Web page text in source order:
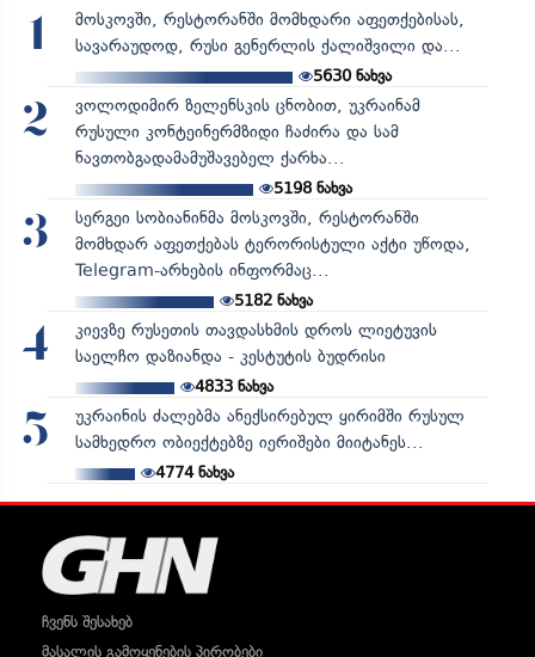
1
მოსკოვში, რესტორანში მომხდარი აფეთქებისას,
სავარაუდოდ, რუსი გენერლის ქალიშვილი და...
5630ნახვა
2
ვოლოდიმირ ზელენსკის ცნობით, უკრაინამ
რუსული კონტეინერმზიდი ჩაძირა და სამ
ნავთობგადამამუშავებელ ქარხა...
5198ნახვა
3
სერგეი სობიანინმა მოსკოვში, რესტორანში
მომხდარ აფეთქებას ტერორისტული აქტი უწოდა,
Telegram-არხების ინფორმაც...
5182ნახვა
4
კიევზე რუსეთის თავდასხმის დროს ლიეტუვის
საელჩო დაზიანდა - კესტუტის ბუდრისი
4833ნახვა
5
უკრაინის ძალებმა ანექსირებულ ყირიმში რუსულ
სამხედრო ობიექტებზე იერიშები მიიტანეს...
4774ნახვა
ჩვენს შესახებ
მასალის გამოყენების პირობები